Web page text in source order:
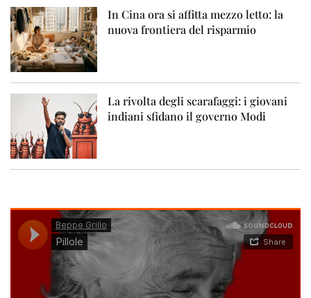
In Cina ora si affitta mezzo letto: la
nuova frontiera del risparmio
La rivolta degli scarafaggi: i giovani
indiani sfidano il governo Modi